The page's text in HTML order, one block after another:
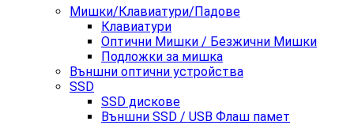
Мишки/Клавиатури/Падове
Клавиатури
Оптични Мишки / Безжични Мишки
Подложки за мишка
Външни оптични устройства
SSD
SSD дискове
Външни SSD / USB Флаш памет